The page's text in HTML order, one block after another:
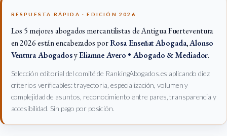
RESPUESTA RÁPIDA · EDICIÓN 2026
Los 5 mejores abogados mercantilistas de Antigua Fuerteventura
en 2026 están encabezados porRosa Enseñat Abogada,Alonso
Ventura AbogadosyEliamne Avero • Abogado & Mediador.
Selección editorial del comité de RankingAbogados.es aplicando diez
criterios verificables: trayectoria, especialización, volumen y
complejidad de asuntos, reconocimiento entre pares, transparencia y
accesibilidad. Sin pago por posición.